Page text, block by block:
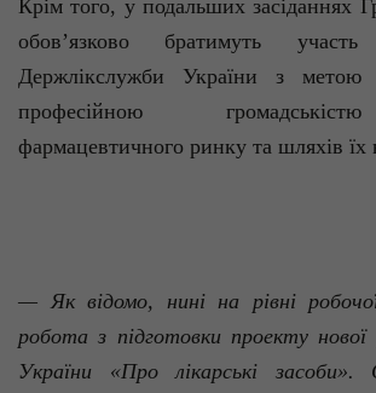
Крім того, у подальших засіданнях
обов’язково братимуть участь
Держлікслужби України з метою
професійною
фармацевтичного ринку та шляхів їх
— Як відомо, нині на рівні
робота з підготовки проекту нової
України «Про лікарські